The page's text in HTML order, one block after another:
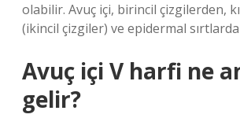
olabilir. Avuç içi, birincil çizgilerden,
(ikincil çizgiler) ve epidermal
Avuç içi V harfi ne
gelir?